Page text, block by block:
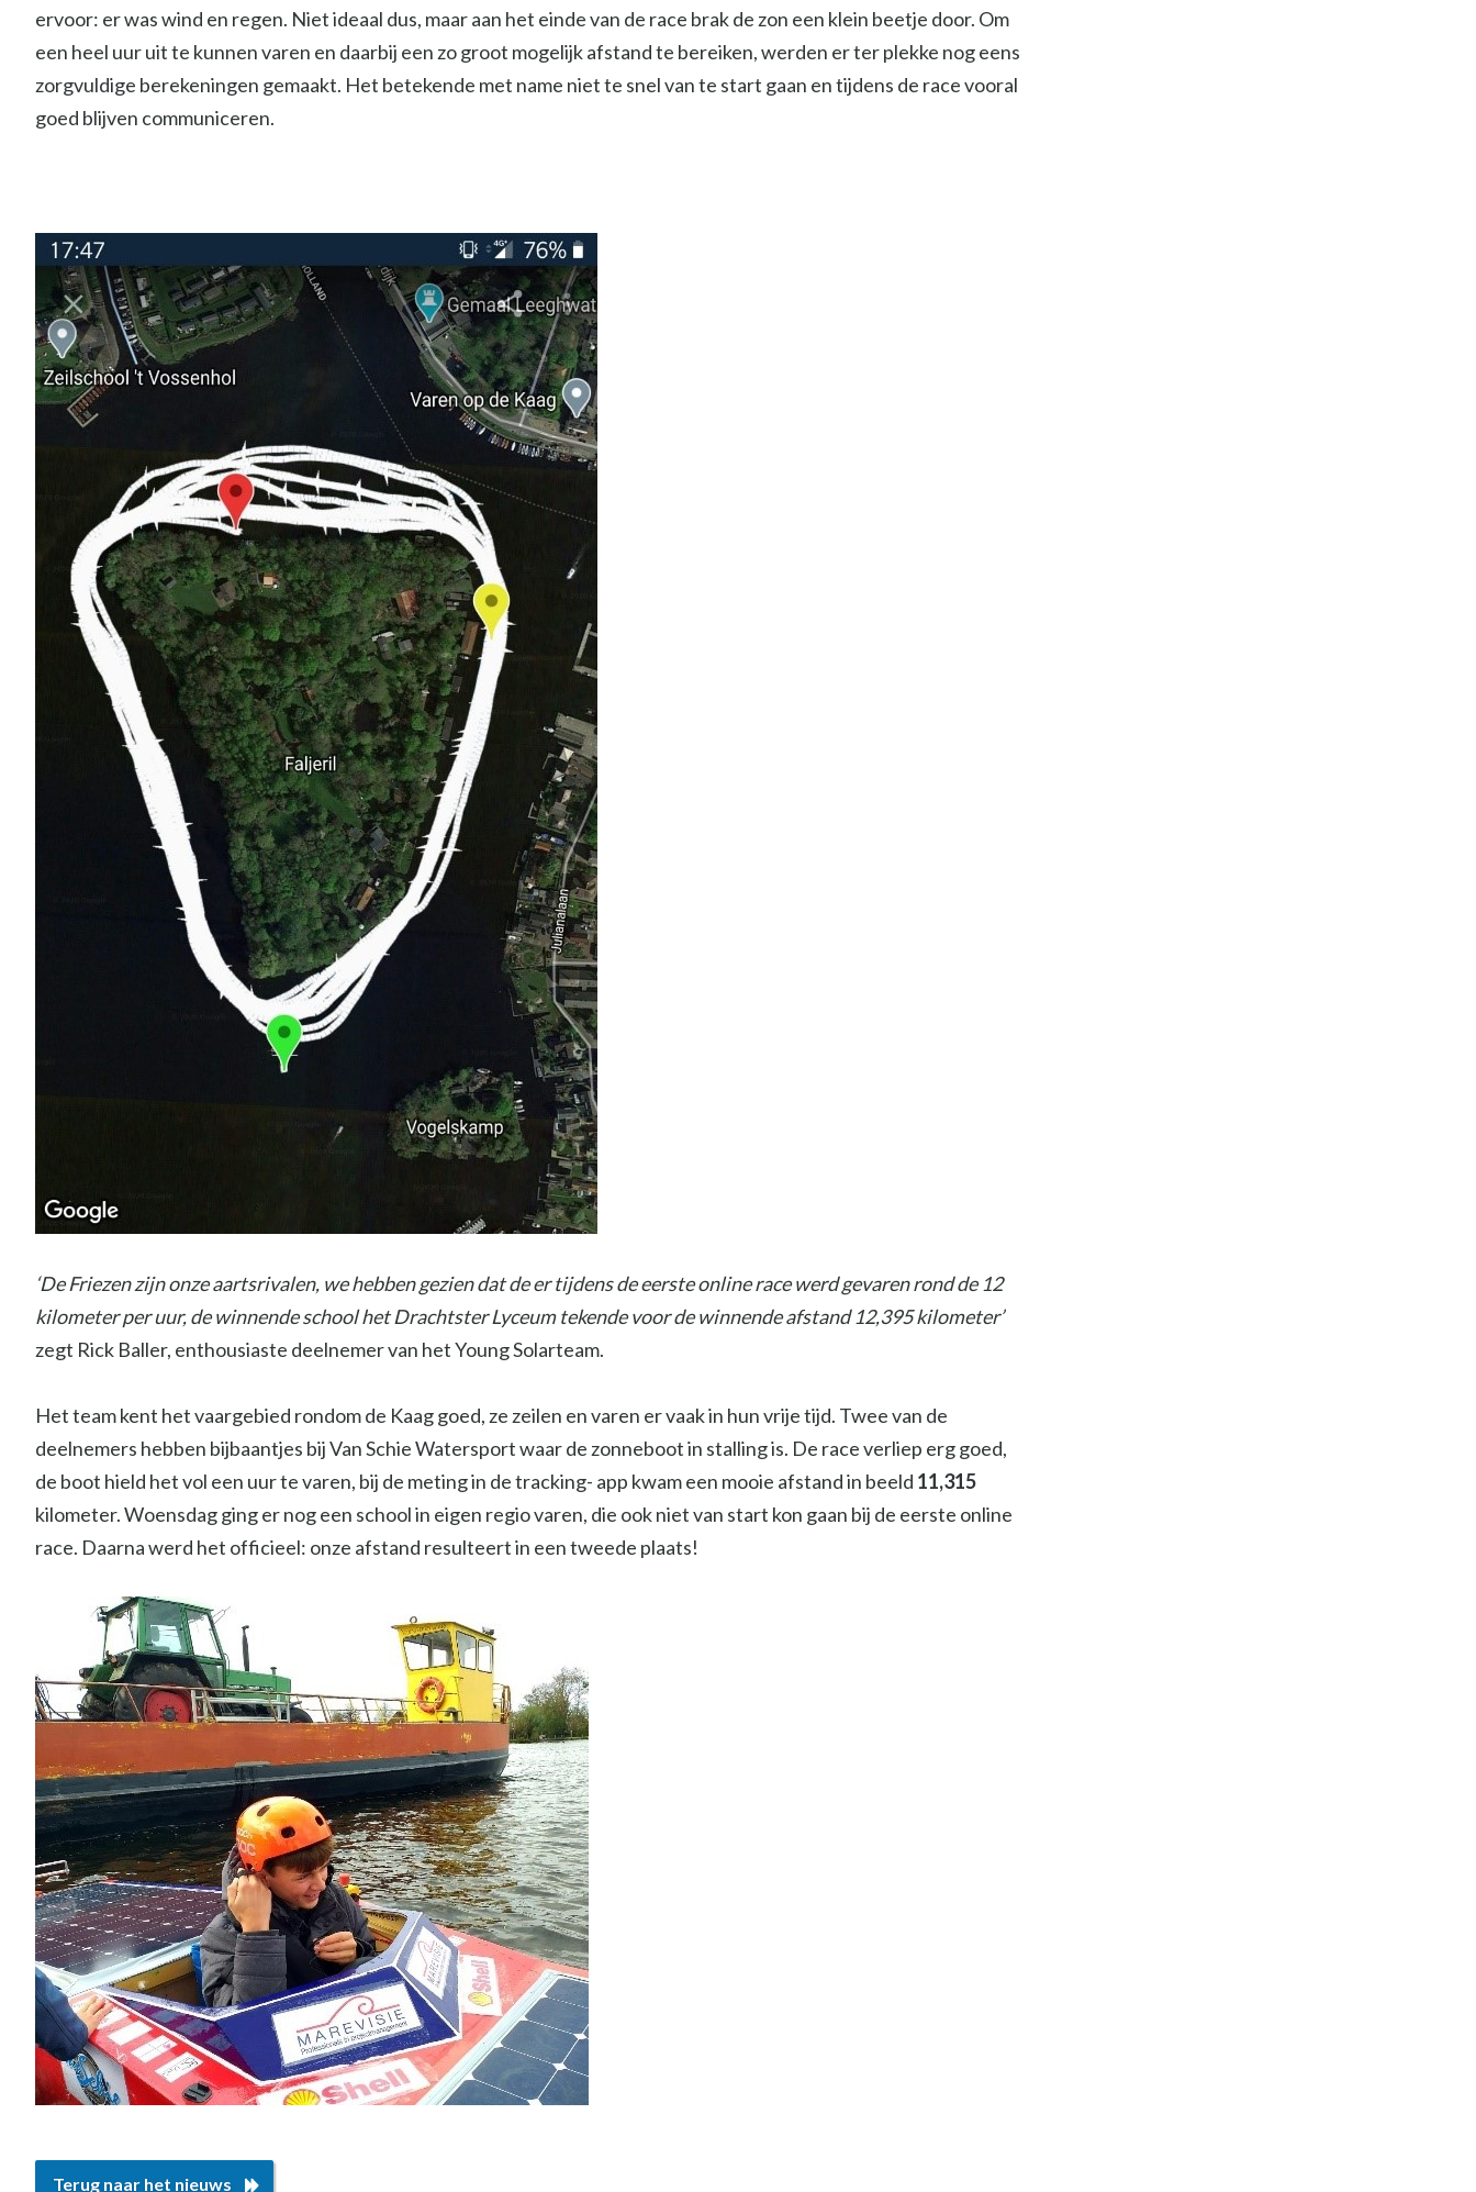
ervoor: er was wind en regen. Niet ideaal dus, maar aan het einde van de race brak de zon een klein beetje door. Om
een heel uur uit te kunnen varen en daarbij een zo groot mogelijk afstand te bereiken, werden er ter plekke nog eens
zorgvuldige berekeningen gemaakt. Het betekende met name niet te snel van te start gaan en tijdens de race vooral
goed blijven communiceren.
‘De Friezen zijn onze aartsrivalen, we hebben gezien dat de er tijdens de eerste online race werd gevaren rond de 12
kilometer per uur, de winnende school het Drachtster Lyceum tekende voor de winnende afstand 12,395 kilometer’
zegt Rick Baller, enthousiaste deelnemer van het Young Solarteam.
Het team kent het vaargebied rondom de Kaag goed, ze zeilen en varen er vaak in hun vrije tijd. Twee van de
deelnemers hebben bijbaantjes bij Van Schie Watersport waar de zonneboot in stalling is. De race verliep erg goed,
de boot hield het vol een uur te varen, bij de meting in de tracking- app kwam een mooie afstand in beeld 11,315
kilometer. Woensdag ging er nog een school in eigen regio varen, die ook niet van start kon gaan bij de eerste online
race. Daarna werd het officieel: onze afstand resulteert in een tweede plaats!
Terug naar het nieuws